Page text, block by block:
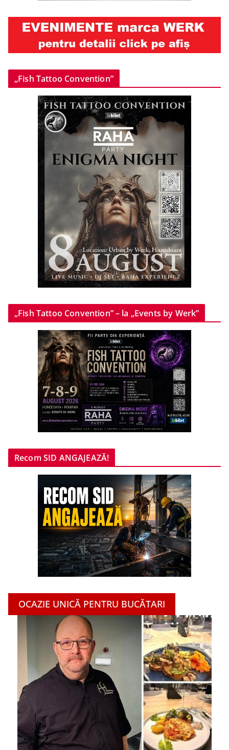
„Fish Tattoo Convention”
„Fish Tattoo Convention” – la „Events by Werk”
Recom SID ANGAJEAZĂ!
OCAZIE UNICĂ PENTRU BUCĂTARI